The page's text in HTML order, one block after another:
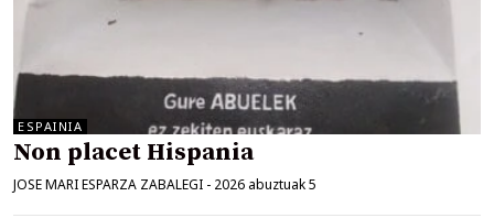
ESPAINIA
Non placet Hispania
JOSE MARI ESPARZA ZABALEGI - 2026 abuztuak 5